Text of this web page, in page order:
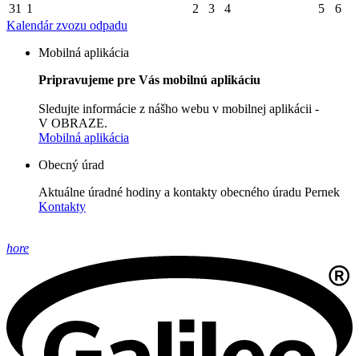
31 1 2 3 4 5
6
Kalendár zvozu odpadu
Mobilná aplikácia
Pripravujeme pre Vás mobilnú aplikáciu
Sledujte informácie z nášho webu v mobilnej aplikácii -
V OBRAZE.
Mobilná aplikácia
Obecný úrad
Aktuálne úradné hodiny a kontakty obecného úradu Pernek
Kontakty
hore